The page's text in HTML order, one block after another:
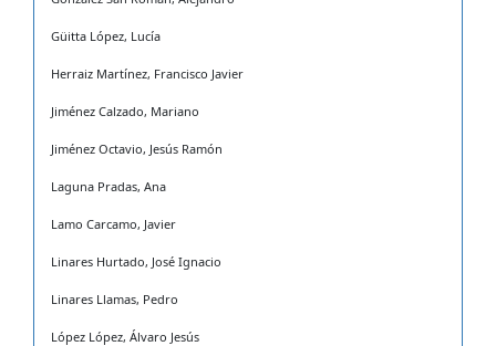
Güitta López, Lucía
Herraiz Martínez, Francisco Javier
Jiménez Calzado, Mariano
Jiménez Octavio, Jesús Ramón
Laguna Pradas, Ana
Lamo Carcamo, Javier
Linares Hurtado, José Ignacio
Linares Llamas, Pedro
López López, Álvaro Jesús